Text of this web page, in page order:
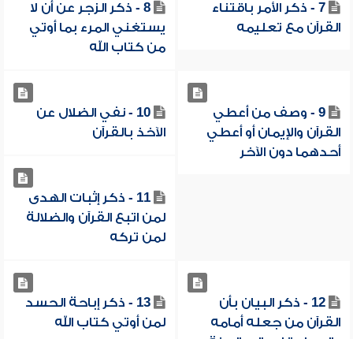
7 - ذكر الأمر باقتناء
القرآن مع تعليمه
8 - ذكر الزجر عن أن لا
يستغني المرء بما أوتي
من كتاب الله
9 - وصف من أعطي
القرآن والإيمان أو أعطي
أحدهما دون الآخر
10 - نفي الضلال عن
الآخذ بالقرآن
11 - ذكر إثبات الهدى
لمن اتبع القرآن والضلالة
لمن تركه
12 - ذكر البيان بأن
القرآن من جعله أمامه
13 - ذكر إباحة الحسد
لمن أوتي كتاب الله